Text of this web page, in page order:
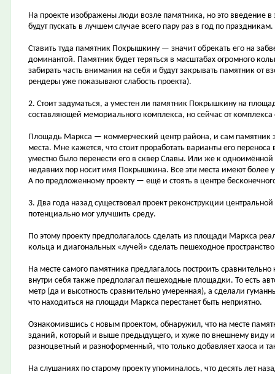
На проекте изображены люди возле памятника, но это введение
будут пускать в лучшем случае всего пару раз в год по праздникам.
Ставить туда памятник Покрышкину — значит обрекать его на
доминантой. Памятник будет теряться в масштабах огромного
забирать часть внимания на себя и будут закрывать памятник от
рендеры уже показывают слабость проекта).
2. Стоит задуматься, а уместен ли памятник Покрышкину на
составляющей мемориального комплекса, но сейчас от
Площадь Маркса — коммерческий центр района, и сам памятник
места. Мне кажется, что стоит проработать варианты его
уместно было перенести его в сквер Славы. Или же к
недавних пор носит имя Покрышкина. Все эти места имеют более
А по предложенному проекту — ещё и стоять в центре
3. Два года назад существовал проект реконструкции
потенциально мог улучшить среду.
По этому проекту предполагалось сделать из площади Маркса
кольца и диагональных «лучей» сделать пешеходное
На месте самого памятника предлагалось построить
внутри себя также предполагал пешеходные площадки. То есть
метр (да и высотность сравнительно умеренная), а сделали
что находиться на площади Маркса перестанет быть неприятно.
Ознакомившись с новым проектом, обнаружил, что на месте
зданий, который и выше предыдущего, и хуже по внешнему виду
разноцветный и разноформенный, что только добавляет хаоса и
На слушаниях по старому проекту упоминалось, что десять лет